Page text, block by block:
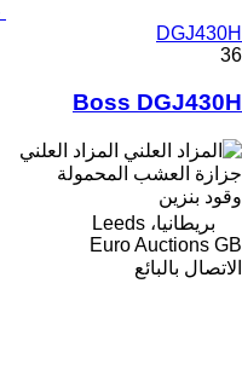
DGJ430H
36
Boss DGJ430H
المزاد العلني
جزازة العشب المحمولة
وقود بنزين
بريطانيا، Leeds
Euro Auctions GB
الاتصال بالبائع